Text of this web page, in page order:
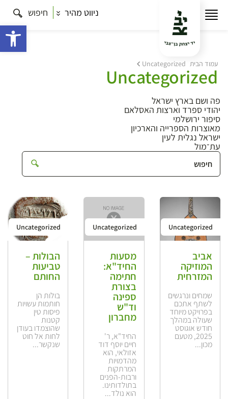
ניווט מהיר חיפוש
עמוד הבית Uncategorized
Uncategorized
פה ושם בארץ ישראל
יהודי ספרד וארצות האסלאם
סיפור ירושלמי
מאוצרות הספרייה והארכיון
ישראל נגלית לעין
עת־מול
Uncategorized
אביב
המוזיקה
המזרחית
שמחים ונרגשים
לשתף אתכם
בפרויקט מיוחד
שעולה במהלך
חודש אוגוסט
2025, מטעם
מכון...
Uncategorized
מסעות
החיד"א:
חתימה
בצורת
ספינה
וד"ש
מחברון
החיד"א, ר'
חיים יוסף דוד
אזולאי, הוא
מהדמויות
המרתקות
ורבות-הפנים
בתולדותינו.
הוא נולד...
Uncategorized
הבולות –
טביעות
החותם
בולות הן
חותמות עשויות
פיסות טין
קטנות
שהוצמדו בעודן
לחות אל חוט
שנקשר...